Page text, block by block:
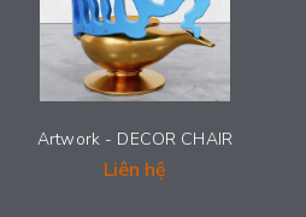
Artwork - DECOR CHAIR
Liên hệ